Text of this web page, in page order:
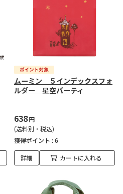
ムーミン ５インデックスフォ
ルダー 星空パーティ
638円
(送料別・税込)
獲得ポイント : 6
詳細 カートに入れる